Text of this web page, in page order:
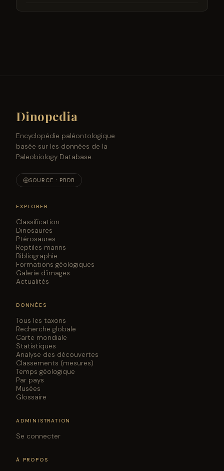
Dinopedia
Encyclopédie paléontologique
basée sur les données de la
Paleobiology Database.
SOURCE : PBDB
EXPLORER
Classification
Dinosaures
Ptérosaures
Reptiles marins
Bibliographie
Formations géologiques
Galerie d'images
Actualités
DONNÉES
Tous les taxons
Recherche globale
Carte mondiale
Statistiques
Analyse des découvertes
Classements (mesures)
Temps géologique
Par pays
Musées
Glossaire
ADMINISTRATION
Se connecter
À PROPOS